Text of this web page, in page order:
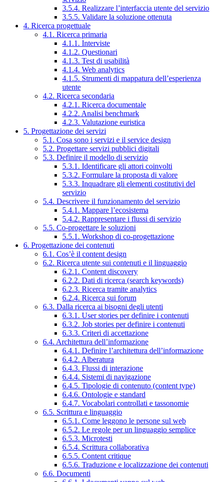
3.5.4. Realizzare l’interfaccia utente del servizio
3.5.5. Validare la soluzione ottenuta
4. Ricerca progettuale
4.1. Ricerca primaria
4.1.1. Interviste
4.1.2. Questionari
4.1.3. Test di usabilità
4.1.4. Web analytics
4.1.5. Strumenti di mappatura dell’esperienza
utente
4.2. Ricerca secondaria
4.2.1. Ricerca documentale
4.2.2. Analisi benchmark
4.2.3. Valutazione euristica
5. Progettazione dei servizi
5.1. Cosa sono i servizi e il service design
5.2. Progettare servizi pubblici digitali
5.3. Definire il modello di servizio
5.3.1. Identificare gli attori coinvolti
5.3.2. Formulare la proposta di valore
5.3.3. Inquadrare gli elementi costitutivi del
servizio
5.4. Descrivere il funzionamento del servizio
5.4.1. Mappare l’ecosistema
5.4.2. Rappresentare i flussi di servizio
5.5. Co-progettare le soluzioni
5.5.1. Workshop di co-progettazione
6. Progettazione dei contenuti
6.1. Cos’è il content design
6.2. Ricerca utente sui contenuti e il linguaggio
6.2.1. Content discovery
6.2.2. Dati di ricerca (search keywords)
6.2.3. Ricerca tramite analytics
6.2.4. Ricerca sui forum
6.3. Dalla ricerca ai bisogni degli utenti
6.3.1. User stories per definire i contenuti
6.3.2. Job stories per definire i contenuti
6.3.3. Criteri di accettazione
6.4. Architettura dell’informazione
6.4.1. Definire l’architettura dell’informazione
6.4.2. Alberatura
6.4.3. Flussi di interazione
6.4.4. Sistemi di navigazione
6.4.5. Tipologie di contenuto (content type)
6.4.6. Ontologie e standard
6.4.7. Vocabolari controllati e tassonomie
6.5. Scrittura e linguaggio
6.5.1. Come leggono le persone sul web
6.5.2. Le regole per un linguaggio semplice
6.5.3. Microtesti
6.5.4. Scrittura collaborativa
6.5.5. Content critique
6.5.6. Traduzione e localizzazione dei contenuti
6.6. Documenti